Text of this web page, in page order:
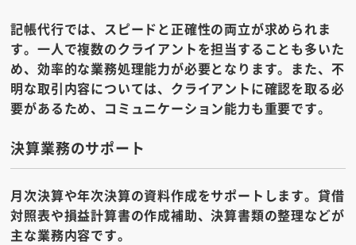
記帳代行では、スピードと正確性の両立が求められま
す。一人で複数のクライアントを担当することも多いた
め、効率的な業務処理能力が必要となります。また、不
明な取引内容については、クライアントに確認を取る必
要があるため、コミュニケーション能力も重要です。
決算業務のサポート
月次決算や年次決算の資料作成をサポートします。貸借
対照表や損益計算書の作成補助、決算書類の整理などが
主な業務内容です。